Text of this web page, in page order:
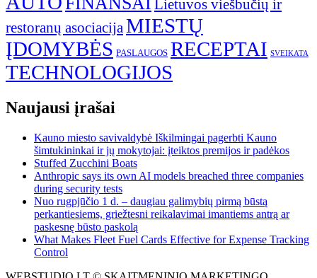
Lietuvos viešbučių ir
restoranų asociacijaMIESTŲ
ĮDOMYBĖS PASLAUGOS RECEPTAI SVEIKATA
TECHNOLOGIJOS
Naujausi įrašai
Kauno miesto savivaldybė Iškilmingai pagerbti Kauno
šimtukininkai ir jų mokytojai: įteiktos premijos ir padėkos
Stuffed Zucchini Boats
Anthropic says its own AI models breached three companies
during security tests
Nuo rugpjūčio 1 d. – daugiau galimybių pirmą būstą
perkantiesiems, griežtesni reikalavimai imantiems antrą ar
paskesnę būsto paskolą
What Makes Fleet Fuel Cards Effective for Expense Tracking
Control